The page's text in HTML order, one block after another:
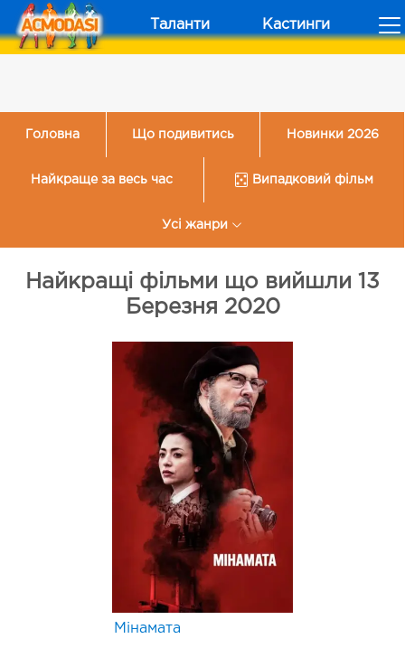
Таланти Кастинги
Головна Що подивитись Новинки 2026
Найкраще за весь час Випадковий фільм
Усі жанри
Найкращі фільми що вийшли 13
Березня 2020
Мінамата